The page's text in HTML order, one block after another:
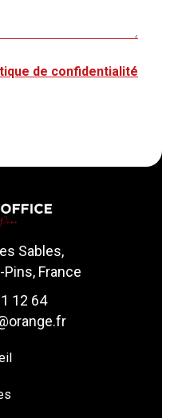
de confidentialité
Sables,
France
12 64